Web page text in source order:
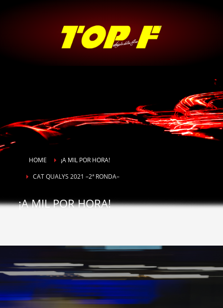
HOME
¡A MIL POR HORA!
CAT QUALYS 2021 –2ª RONDA–
¡A MIL POR HORA!